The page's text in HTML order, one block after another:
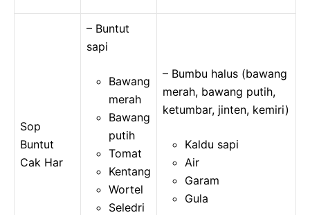
Sop
Buntut
Cak Har
– Buntut
sapi
Bawang
merah
Bawang
putih
Tomat
Kentang
Wortel
Seledri
– Bumbu halus (bawang
merah, bawang putih,
ketumbar, jinten, kemiri)
Kaldu sapi
Air
Garam
Gula